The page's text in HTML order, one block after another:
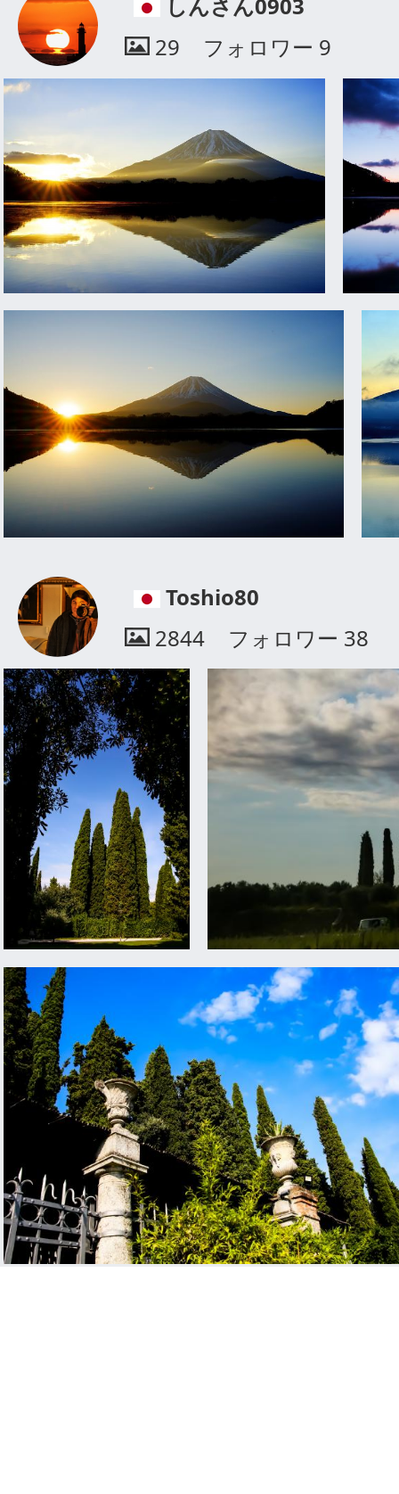
29
フォロワー 9
Toshio80
2844
フォロワー 38